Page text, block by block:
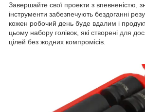
Завершайте свої проекти з впевненістю,
інструменти забезпечують бездоганні
кожен робочий день буде вдалим і
цьому набору голівок, які створені для
цілей без жодних компромісів.